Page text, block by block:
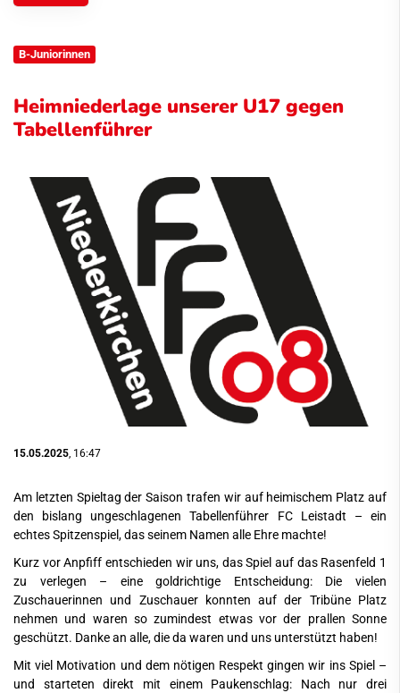
B-Juniorinnen
Heimniederlage unserer U17 gegen
Tabellenführer
15.05.2025 , 16:47
Am letzten Spieltag der Saison trafen wir auf heimischem Platz auf
den bislang ungeschlagenen Tabellenführer FC Leistadt – ein
echtes Spitzenspiel, das seinem Namen alle Ehre machte!
Kurz vor Anpfiff entschieden wir uns, das Spiel auf das Rasenfeld 1
zu verlegen – eine goldrichtige Entscheidung: Die vielen
Zuschauerinnen und Zuschauer konnten auf der Tribüne Platz
nehmen und waren so zumindest etwas vor der prallen Sonne
geschützt. Danke an alle, die da waren und uns unterstützt haben!
Mit viel Motivation und dem nötigen Respekt gingen wir ins Spiel –
und starteten direkt mit einem Paukenschlag: Nach nur drei